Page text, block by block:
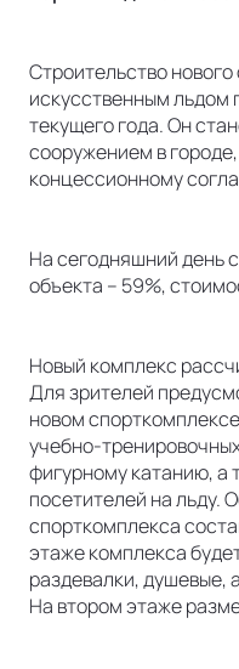
Строительство
искусственным льдом
текущего года. Он
сооружением в
концессионному
На сегодняшний день
объекта – 59%,
Новый комплекс
Для зрителей
новом
учебно-
фигурному катанию, а
посетителей на льду.
спорткомплекса
этаже комплекса
раздевалки, душевые,
На втором этаже